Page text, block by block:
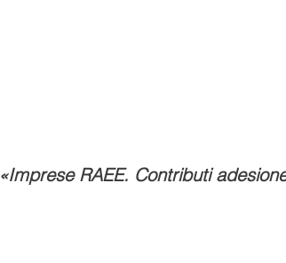
«Imprese RAEE. Contributi